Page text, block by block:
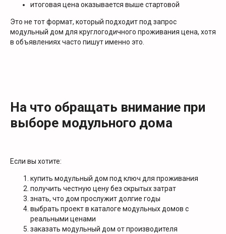
итоговая цена оказывается выше стартовой
Это не тот формат, который подходит под запрос
модульный дом для круглогодичного проживания цена, хотя
в объявлениях часто пишут именно это.
На что обращать внимание при
выборе модульного дома
Если вы хотите:
купить модульный дом под ключ для проживания
получить честную цену без скрытых затрат
знать, что дом прослужит долгие годы
выбрать проект в каталоге модульных домов с
реальными ценами
заказать модульный дом от производителя